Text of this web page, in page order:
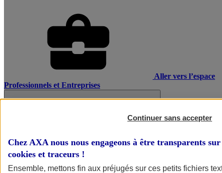
Aller vers l’espace
Professionnels et Entreprises
Continuer sans accepter
Chez AXA nous nous engageons à être transparents
cookies et traceurs !
Ensemble, mettons fin aux préjugés sur ces petits fichiers